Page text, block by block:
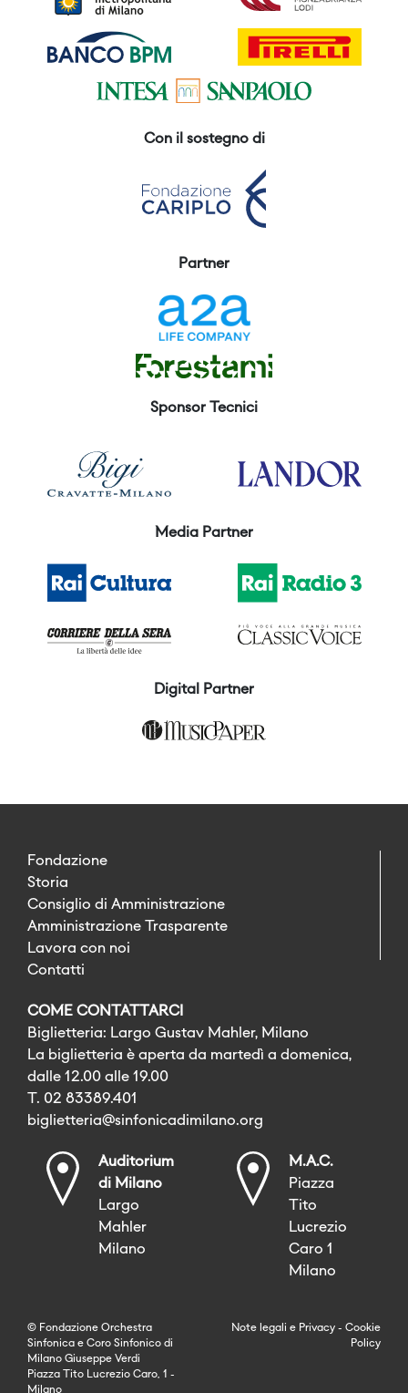
Con il sostegno di
Partner
Sponsor Tecnici
Media Partner
Digital Partner
Fondazione
Storia
Consiglio di Amministrazione
Amministrazione Trasparente
Lavora con noi
Contatti
COME CONTATTARCI
Biglietteria: Largo Gustav Mahler, Milano
La biglietteria è aperta da martedì a domenica,
dalle 12.00 alle 19.00
T. 02 83389.401
biglietteria@sinfonicadimilano.org
Auditorium
di Milano
Largo
Mahler
Milano
M.A.C.
Piazza
Tito
Lucrezio
Caro 1
Milano
© Fondazione Orchestra
Sinfonica e Coro Sinfonico di
Milano Giuseppe Verdi
Piazza Tito Lucrezio Caro, 1 -
Milano
Note legali e Privacy - Cookie
Policy